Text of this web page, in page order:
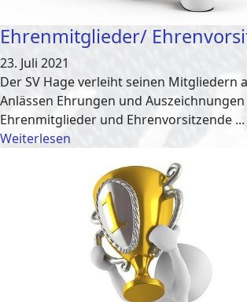
Ehrenmitglieder/
23. Juli 2021
Der SV Hage verleiht seinen Mitgliedern
Anlässen Ehrungen und
Ehrenmitglieder und Ehrenvorsitzende ...
Weiterlesen